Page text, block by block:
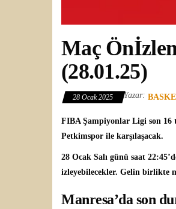
Maç
(28.01.25)
28 Ocak 2025 Yazar:
FIBA Şampiyonlar Ligi son 16
Petkimspor ile karşılaşacak.
28 Ocak Salı günü saat
izleyebilecekler. Gelin birlikte
Manresa’da son